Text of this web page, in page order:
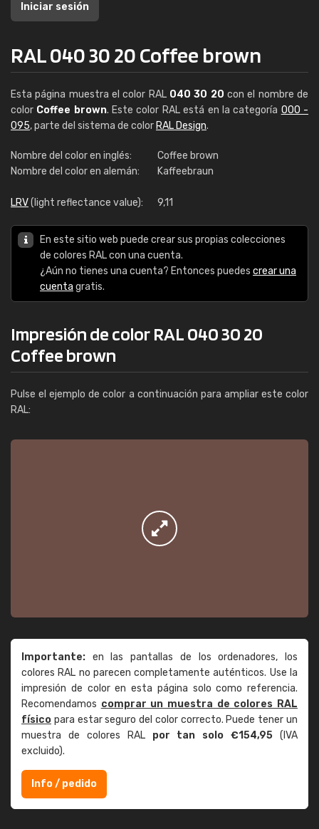
Iniciar sesión
RAL 040 30 20 Coffee brown
Esta página muestra el color RAL 040 30 20 con el nombre de
color Coffee brown. Este color RAL está en la categoría 000 -
095, parte del sistema de color RAL Design.
Nombre del color en inglés:
Coffee brown
Nombre del color en alemán:
Kaffeebraun
LRV(light reflectance value): 9,11
En este sitio web puede crear sus propias colecciones
de colores RAL con una cuenta.
¿Aún no tienes una cuenta? Entonces puedes crear una
cuenta gratis.
Impresión de color RAL 040 30 20
Coffee brown
Pulse el ejemplo de color a continuación para ampliar este color
RAL:
Importante: en las pantallas de los ordenadores, los
colores RAL no parecen completamente auténticos. Use la
impresión de color en esta página solo como referencia.
Recomendamos comprar un muestra de colores RAL
físico para estar seguro del color correcto. Puede tener un
muestra de colores RAL por tan solo €154,95 (IVA
excluido).
Info / pedido